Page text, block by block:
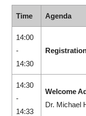
Time Agenda
14:00
-
14:30
14:30
-
14:33
Welcome
Dr. Michael